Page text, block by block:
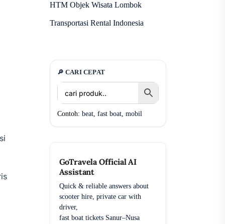
HTM Objek Wisata Lombok
Transportasi Rental Indonesia
🔎 CARI CEPAT
Contoh: beat, fast boat, mobil
GoTravela Official AI
Assistant
Quick & reliable answers about
scooter hire, private car with
driver,
fast boat tickets Sanur–Nusa